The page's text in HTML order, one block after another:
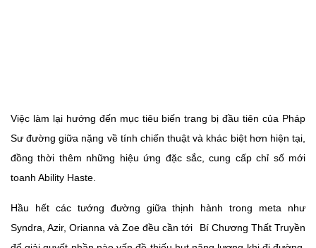
Việc làm lại hướng đến mục tiêu biến trang bị đầu tiên của Pháp
Sư đường giữa nặng về tính chiến thuật và khác biệt hơn hiện tại,
đồng thời thêm những hiệu ứng đặc sắc, cung cấp chỉ số mới
toanh Ability Haste.
Hầu hết các tướng đường giữa thịnh hành trong meta như
Syndra, Azir, Orianna và Zoe đều cần tới
Bí Chương Thất Truyền